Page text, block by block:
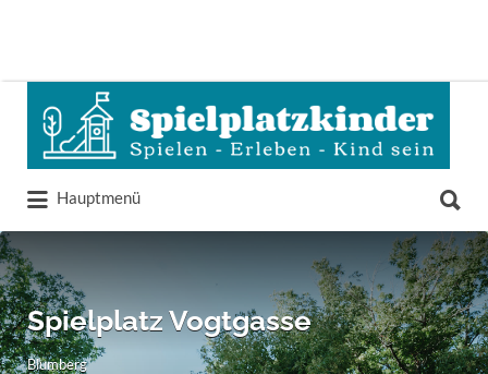
Suchen
nach:
Hauptmenü
nach:
Spielplatz Vogtgasse
Blumberg